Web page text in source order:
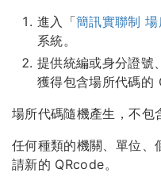
進入「簡訊實聯制
系統。
提供統編或身分證號
獲得包含場所代碼的
場所代碼隨機產生，不包
任何種類的機關、單位、
請新的 QRcode。